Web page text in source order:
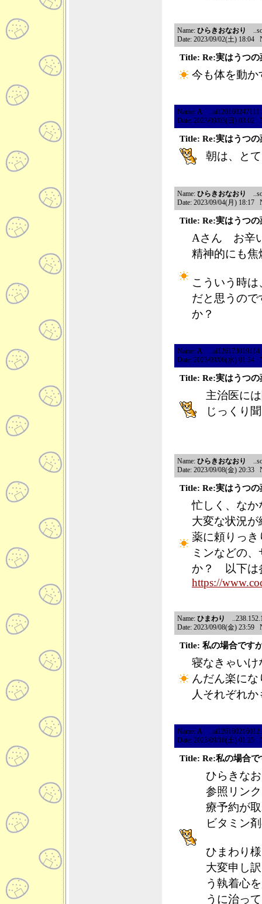
Name: ひらきおなおり
Date: 2023/09/02(土) 18:04
Title: Re:実はうつ
今も体を動
Name: A
Date: 2023/09/03(日) 03:02
Title: Re:実はうつ
朝は、と
Name: ひらきおなおり
Date: 2023/09/04(月) 18:17
Title: Re:実はうつ
Aさん お辛
精神的にも
こういう時
だと思うの
か？
Name: A
Date: 2023/09/06(水) 01:34
Title: Re:実はうつ
主治医に
じっくり
Name: ひらきおなおり
Date: 2023/09/08(金) 20:33
Title: Re:実はうつ
忙しく、な
大変な状況
薬に頼りっ
ミンなどの
か？ 以下は
https://
Name: ひまわり
Date: 2023/09/08(金) 23:59
Title: 私の場合です
寝なきゃい
んだん楽に
人それぞれ
Name: A
Date: 2023/09/16(土) 01:25
Title: Re:私の場合で
ひらきな
参照リン
療予約が
ビタミン
ひまわり様
大変申し
う執着心
うに治っ